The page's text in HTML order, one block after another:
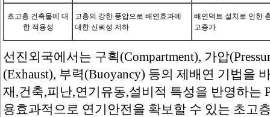
초고층 건축물에 대
한 적용성
고층의 강한 풍압으로 배연효과에
대한 신뢰성 저하
배연덕트 설치로 인한
고증가
선진외국에서는 구획(Compartment), 가압
(Exhaust), 부력(Buoyancy) 등의 제배연 기법을
재,건축,피난,연기유동,설비적 특성을 반영하는
용효과적으로 연기안전을 확보할 수 있는 초고